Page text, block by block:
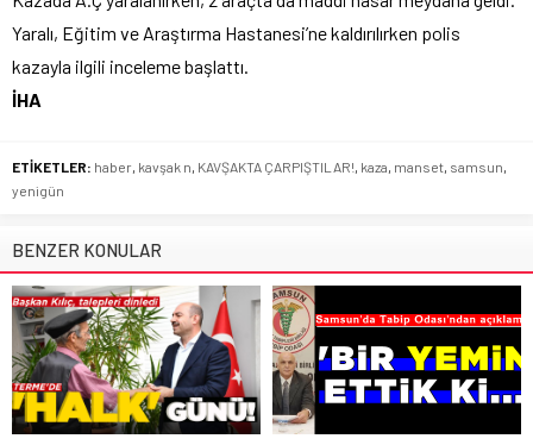
Yaralı, Eğitim ve Araştırma Hastanesi’ne kaldırılırken polis
kazayla ilgili inceleme başlattı.
İHA
ETİKETLER: haber kavşak n KAVŞAKTA ÇARPIŞTILAR! kaza manset samsun
yenigün
BENZER KONULAR